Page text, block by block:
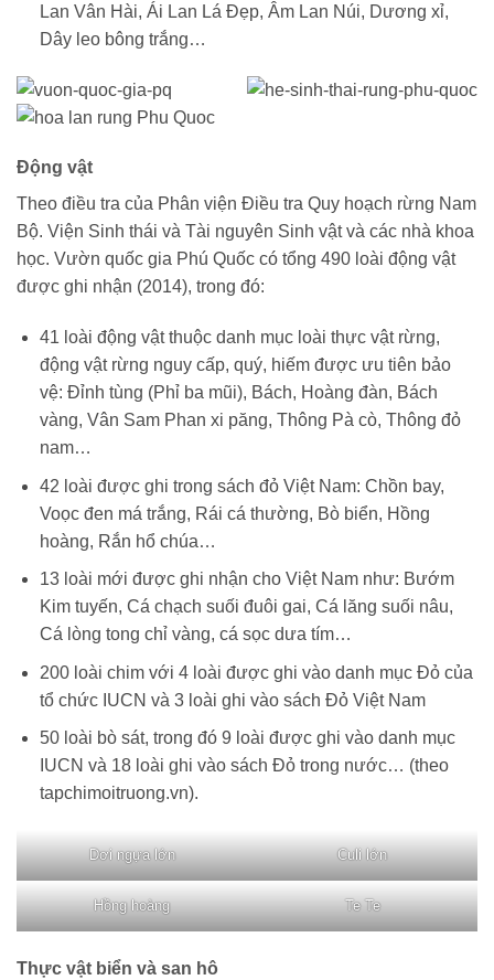
Lan Vân Hài, Ái Lan Lá Đẹp, Âm Lan Núi, Dương xỉ,
Dây leo bông trắng…
Động vật
Theo điều tra của Phân viện Điều tra Quy hoạch rừng Nam
Bộ. Viện Sinh thái và Tài nguyên Sinh vật và các nhà khoa
học. Vườn quốc gia Phú Quốc có tổng 490 loài động vật
được ghi nhận (2014), trong đó:
41 loài động vật thuộc danh mục loài thực vật rừng,
động vật rừng nguy cấp, quý, hiếm được ưu tiên bảo
vệ: Đỉnh tùng (Phỉ ba mũi), Bách, Hoàng đàn, Bách
vàng, Vân Sam Phan xi păng, Thông Pà cò, Thông đỏ
nam…
42 loài được ghi trong sách đỏ Việt Nam: Chồn bay,
Voọc đen má trắng, Rái cá thường, Bò biển, Hồng
hoàng, Rắn hổ chúa…
13 loài mới được ghi nhận cho Việt Nam như: Bướm
Kim tuyến, Cá chạch suối đuôi gai, Cá lăng suối nâu,
Cá lòng tong chỉ vàng, cá sọc dưa tím…
200 loài chim với 4 loài được ghi vào danh mục Đỏ của
tổ chức IUCN và 3 loài ghi vào sách Đỏ Việt Nam
50 loài bò sát, trong đó 9 loài được ghi vào danh mục
IUCN và 18 loài ghi vào sách Đỏ trong nước… (theo
tapchimoitruong.vn).
Dơi ngựa lớn Culi lớn
Hồng hoàng Te Te
Thực vật biển và san hô